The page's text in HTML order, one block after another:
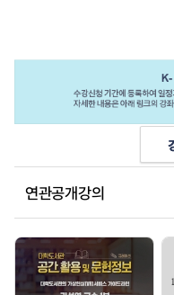
연관공개강의